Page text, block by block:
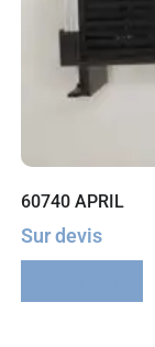
60740 APRIL
Sur devis